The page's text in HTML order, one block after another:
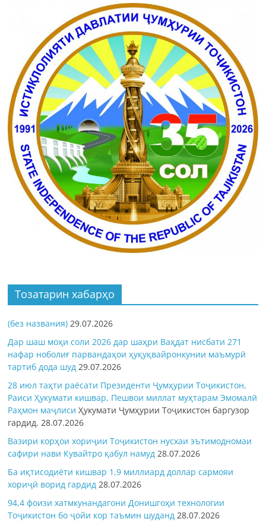
Тозатарин хабарҳо
(без названия) 29.07.2026
Дар шаш моҳи соли 2026 дар шаҳри Ваҳдат нисбати 271
нафар ноболиғ парвандаҳои ҳуқуқвайронкунии маъмурӣ
тартиб дода шуд 29.07.2026
28 июл таҳти раёсати Президенти Ҷумҳурии Тоҷикистон,
Раиси Ҳукумати кишвар, Пешвои миллат муҳтарам Эмомалӣ
Раҳмон маҷлисиҲукумати Ҷумҳурии Тоҷикистон баргузор
гардид.28.07.2026
Вазири корҳои хориҷии Тоҷикистон нусхаи эътимодномаи
сафири нави Кувайтро қабул намуд 28.07.2026
Ба иқтисодиёти кишвар 1,9 миллиард доллар сармояи
хориҷӣ ворид гардид 28.07.2026
94,4 фоизи хатмкунандагони Донишгоҳи технологии
Тоҷикистон бо ҷойи кор таъмин шуданд 28.07.2026